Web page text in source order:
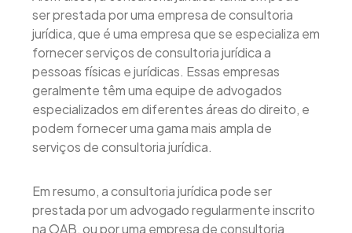
ser prestada por uma empresa de consultoria
jurídica, que é uma empresa que se especializa em
fornecer serviços de consultoria jurídica a
pessoas físicas e jurídicas. Essas empresas
geralmente têm uma equipe de advogados
especializados em diferentes áreas do direito, e
podem fornecer uma gama mais ampla de
serviços de consultoria jurídica.
Em resumo, a consultoria jurídica pode ser
prestada por um advogado regularmente inscrito
na OAB, ou por uma empresa de consultoria